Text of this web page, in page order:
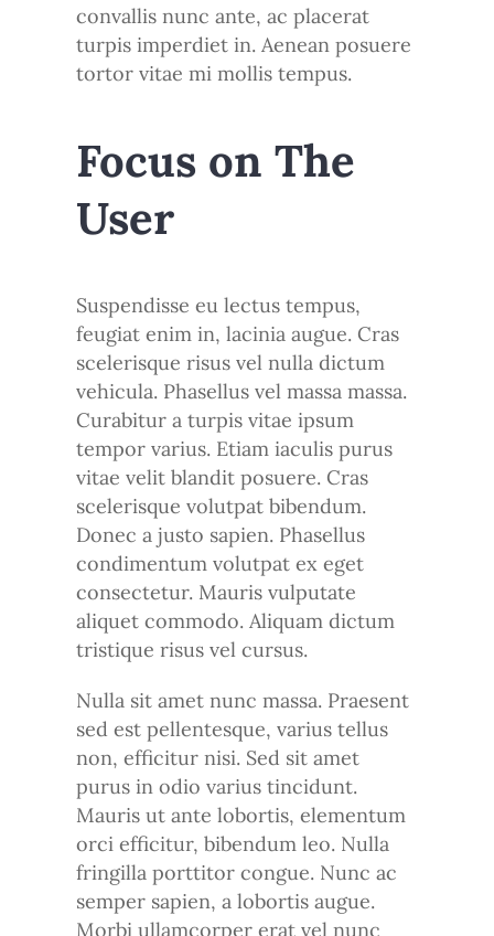
convallis nunc ante, ac placerat
turpis imperdiet in. Aenean posuere
tortor vitae mi mollis tempus.
Focus on The
User
Suspendisse eu lectus tempus,
feugiat enim in, lacinia augue. Cras
scelerisque risus vel nulla dictum
vehicula. Phasellus vel massa massa.
Curabitur a turpis vitae ipsum
tempor varius. Etiam iaculis purus
vitae velit blandit posuere. Cras
scelerisque volutpat bibendum.
Donec a justo sapien. Phasellus
condimentum volutpat ex eget
consectetur. Mauris vulputate
aliquet commodo. Aliquam dictum
tristique risus vel cursus.
Nulla sit amet nunc massa. Praesent
sed est pellentesque, varius tellus
non, efficitur nisi. Sed sit amet
purus in odio varius tincidunt.
Mauris ut ante lobortis, elementum
orci efficitur, bibendum leo. Nulla
fringilla porttitor congue. Nunc ac
semper sapien, a lobortis augue.
Morbi ullamcorper erat vel nunc